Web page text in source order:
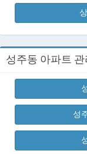
성주동 아파트
성